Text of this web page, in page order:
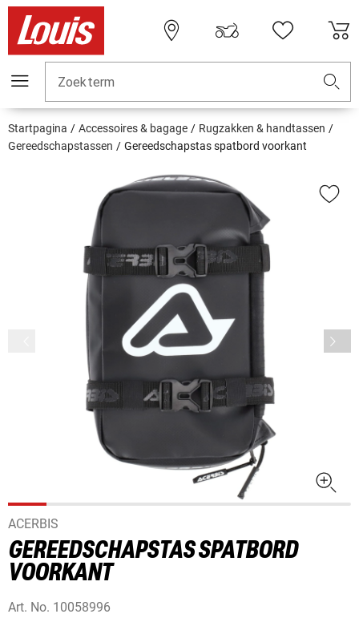
Zoekterm
Startpagina Accessoires & bagage
Rugzakken & handtassen
Gereedschapstassen
Gereedschapstas spatbord voorkant
ACERBIS
GEREEDSCHAPSTAS SPATBORD
VOORKANT
Art. No. 10058996